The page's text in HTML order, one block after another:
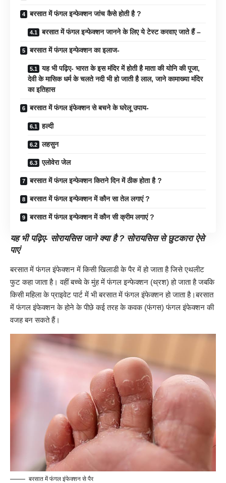
बरसात में फंगल इन्फेक्शन जांच कैसे होती है ?
बरसात में फंगल इन्फेक्शन जानने के लिए ये टेस्ट करवाए जाते हैं –
बरसात में फंगल इन्फेक्शन का इलाज-
यह भी पढ़िए- भारत के इस मंदिर में होती है माता की योनि की पूजा,
देवी के मासिक धर्म के चलते नदी भी हो जाती है लाल, जाने कामाख्या मंदिर
का इतिहास
बरसात में फंगल इंफेक्शन से बचने के घरेलू उपाय-
हल्दी
लहसुन
एलोवेरा जेल
बरसात में फंगल इन्फेक्शन कितने दिन में ठीक होता है ?
बरसात में फंगल इन्फेक्शन में कौन सा तेल लगाएं ?
बरसात में फंगल इन्फेक्शन में कौन सी क्रीम लगाएं ?
यह भी पढ़िए- सोरायसिस जाने क्या है ? सोरायसिस से छुटकारा ऐसे
पाएं
बरसात में फंगल इंफेक्शन में किसी खिलाडी के पैर में हो जाता है जिसे एथलीट
फुट कहा जाता है। वहीं बच्चे के मुंह में फंगल इन्फेक्शन (थ्रश) हो जाता है जबकि
किसी महिला के प्राइवेट पार्ट में भी बरसात में फंगल इंफेक्शन हो जाता है।बरसात
में फंगल इंफेक्शन के होने के पीछे कई तरह के कवक (फंगस) फंगल इंफेक्शन की
वजह बन सकते हैं।
बरसात में फंगल इंफेक्शन से पैर